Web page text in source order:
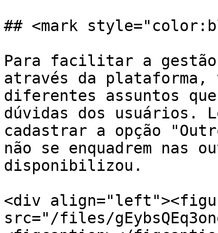
## <mark
Para facilitar a gestão
através da plataforma,
diferentes assuntos
dúvidas dos usuários.
cadastrar a opção
não se enquadrem nas
disponibilizou.
<div
src="/files/